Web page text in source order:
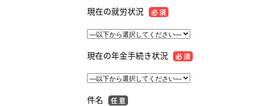
現在の就労状況 必 須
現在の年金手続き状況 必 須
件名 任 意